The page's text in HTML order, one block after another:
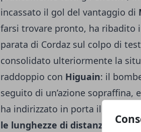
incassato il gol del vantaggio di
farsi trovare pronto, ha ribadito
parata di Cordaz sul colpo di
consolidato ulteriormente la
raddoppio con Higuain: il
seguito di un’azione sopraffina,
ha indirizzato in porta il pallone.
le lunghezze di distanza fra i